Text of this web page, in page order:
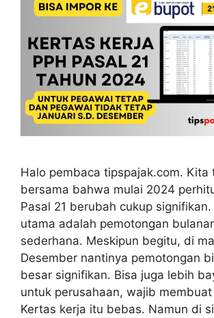
Halo pembaca tipspajak.com. Kita
bersama bahwa mulai 2024
Pasal 21 berubah cukup
utama adalah pemotongan
sederhana. Meskipun begitu, di
Desember nantinya pemotongan
besar signifikan. Bisa juga lebih
untuk perusahaan, wajib
Kertas kerja itu bebas. Namun di